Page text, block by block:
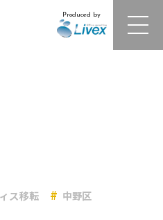
Produced by
アップオフィス
ス移転 中野区